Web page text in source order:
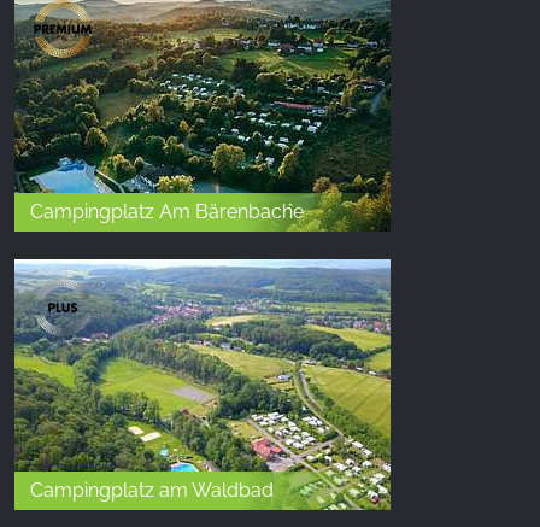
Campingplatz Am Bärenbache
Campingplatz am Waldbad